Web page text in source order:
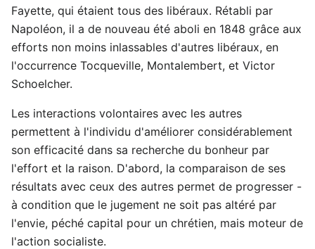
Fayette, qui étaient tous des libéraux. Rétabli par
Napoléon, il a de nouveau été aboli en 1848 grâce aux
efforts non moins inlassables d'autres libéraux, en
l'occurrence Tocqueville, Montalembert, et Victor
Schoelcher.
Les interactions volontaires avec les autres
permettent à l'individu d'améliorer considérablement
son efficacité dans sa recherche du bonheur par
l'effort et la raison. D'abord, la comparaison de ses
résultats avec ceux des autres permet de progresser -
à condition que le jugement ne soit pas altéré par
l'envie, péché capital pour un chrétien, mais moteur de
l'action socialiste.